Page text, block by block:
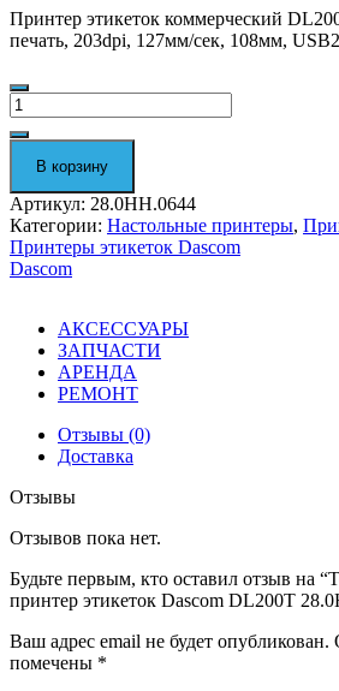
Принтер этикеток коммерческий
печать, 203dpi, 127мм/сек, 108мм,
Количество
Термотрансферный
принтер
этикеток
Dascom
DL200T
28.0HH.0644
В корзину
Артикул: 28.0HH.0644
Категории: Настольные принтеры,
Принтеры этикеток Dascom
Dascom
АКСЕССУАРЫ
ЗАПЧАСТИ
АРЕНДА
РЕМОНТ
Отзывы (0)
Доставка
Отзывы
Отзывов пока нет.
Будьте первым, кто оставил отзыв на
принтер этикеток Dascom DL200T
Ваш адрес email не будет опубликован.
помечены *